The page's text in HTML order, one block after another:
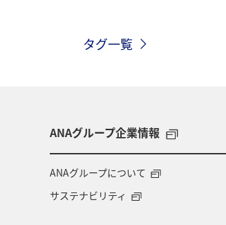
旅ナカ
タグ一覧
ANAグループ企業情報
ANAグループについて
サステナビリティ